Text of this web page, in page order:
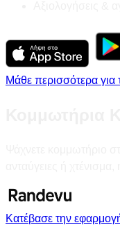
Μάθε περισσότερα
Κατέβασε την